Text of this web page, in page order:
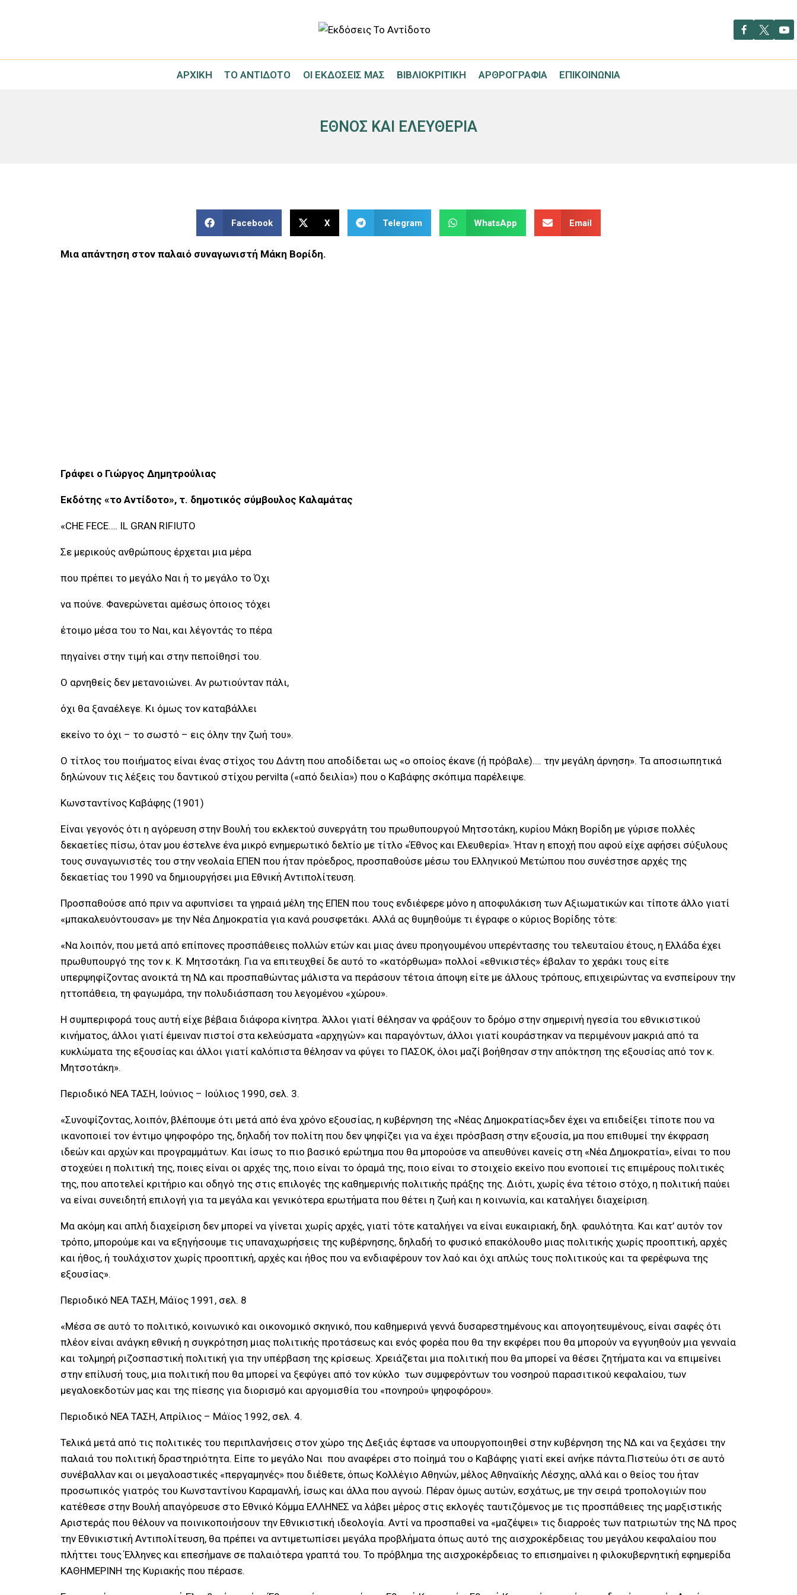
ΑΡΧΙΚΉ ΤΟ ΑΝΤΊΔΟΤΟ ΟΙ ΕΚΔΌΣΕΙΣ ΜΑΣ ΒΙΒΛΙΟΚΡΙΤΙΚΉ ΑΡΘΡΟΓΡΑΦΊΑ ΕΠΙΚΟΙΝΩΝΊΑ
ΕΘΝΟΣ ΚΑΙ ΕΛΕΥΘΕΡΙΑ
Facebook X Telegram WhatsApp Email
Μια απάντηση στον παλαιό συναγωνιστή Μάκη Βορίδη.
Γράφει ο Γιώργος Δημητρούλιας
Εκδότης «το Αντίδοτο», τ. δημοτικός σύμβουλος Καλαμάτας
«CHE FECE…. IL GRAN RIFIUTO
Σε μερικούς ανθρώπους έρχεται μια μέρα
που πρέπει το μεγάλο Ναι ή το μεγάλο το Όχι
να πούνε. Φανερώνεται αμέσως όποιος τόχει
έτοιμο μέσα του το Ναι, και λέγοντάς το πέρα
πηγαίνει στην τιμή και στην πεποίθησί του.
Ο αρνηθείς δεν μετανοιώνει. Αν ρωτιούνταν πάλι,
όχι θα ξαναέλεγε. Κι όμως τον καταβάλλει
εκείνο το όχι – το σωστό – εις όλην την ζωή του».
Ο τίτλος του ποιήματος είναι ένας στίχος του Δάντη που αποδίδεται ως «ο οποίος έκανε (ή πρόβαλε)…. την μεγάλη άρνηση». Τα αποσιωπητικά
δηλώνουν τις λέξεις του δαντικού στίχου pervilta («από δειλία») που ο Καβάφης σκόπιμα παρέλειψε.
Κωνσταντίνος Καβάφης (1901)
Είναι γεγονός ότι η αγόρευση στην Βουλή του εκλεκτού συνεργάτη του πρωθυπουργού Μητσοτάκη, κυρίου Μάκη Βορίδη με γύρισε πολλές
δεκαετίες πίσω, όταν μου έστελνε ένα μικρό ενημερωτικό δελτίο με τίτλο «Έθνος και Ελευθερία». Ήταν η εποχή που αφού είχε αφήσει σύξυλους
τους συναγωνιστές του στην νεολαία ΕΠΕΝ που ήταν πρόεδρος, προσπαθούσε μέσω του Ελληνικού Μετώπου που συνέστησε αρχές της
δεκαετίας του 1990 να δημιουργήσει μια Εθνική Αντιπολίτευση.
Προσπαθούσε από πριν να αφυπνίσει τα γηραιά μέλη της ΕΠΕΝ που τους ενδιέφερε μόνο η αποφυλάκιση των Αξιωματικών και τίποτε άλλο γιατί
«μπακαλευόντουσαν» με την Νέα Δημοκρατία για κανά ρουσφετάκι. Αλλά ας θυμηθούμε τι έγραφε ο κύριος Βορίδης τότε:
«Να λοιπόν, που μετά από επίπονες προσπάθειες πολλών ετών και μιας άνευ προηγουμένου υπερέντασης του τελευταίου έτους, η Ελλάδα έχει
πρωθυπουργό της τον κ. Κ. Μητσοτάκη. Για να επιτευχθεί δε αυτό το «κατόρθωμα» πολλοί «εθνικιστές» έβαλαν το χεράκι τους είτε
υπερψηφίζοντας ανοικτά τη ΝΔ και προσπαθώντας μάλιστα να περάσουν τέτοια άποψη είτε με άλλους τρόπους, επιχειρώντας να ενσπείρουν την
ηττοπάθεια, τη φαγωμάρα, την πολυδιάσπαση του λεγομένου «χώρου».
Η συμπεριφορά τους αυτή είχε βέβαια διάφορα κίνητρα. Άλλοι γιατί θέλησαν να φράξουν το δρόμο στην σημερινή ηγεσία του εθνικιστικού
κινήματος, άλλοι γιατί έμειναν πιστοί στα κελεύσματα «αρχηγών» και παραγόντων, άλλοι γιατί κουράστηκαν να περιμένουν μακριά από τα
κυκλώματα της εξουσίας και άλλοι γιατί καλόπιστα θέλησαν να φύγει το ΠΑΣΟΚ, όλοι μαζί βοήθησαν στην απόκτηση της εξουσίας από τον κ.
Μητσοτάκη».
Περιοδικό ΝΕΑ ΤΑΣΗ, Ιούνιος – Ιούλιος 1990, σελ. 3.
«Συνοψίζοντας, λοιπόν, βλέπουμε ότι μετά από ένα χρόνο εξουσίας, η κυβέρνηση της «Νέας Δημοκρατίας»δεν έχει να επιδείξει τίποτε που να
ικανοποιεί τον έντιμο ψηφοφόρο της, δηλαδή τον πολίτη που δεν ψηφίζει για να έχει πρόσβαση στην εξουσία, μα που επιθυμεί την έκφραση
ιδεών και αρχών και προγραμμάτων. Και ίσως το πιο βασικό ερώτημα που θα μπορούσε να απευθύνει κανείς στη «Νέα Δημοκρατία», είναι το που
στοχεύει η πολιτική της, ποιες είναι οι αρχές της, ποιο είναι το όραμά της, ποιο είναι το στοιχείο εκείνο που ενοποιεί τις επιμέρους πολιτικές
της, που αποτελεί κριτήριο και οδηγό της στις επιλογές της καθημερινής πολιτικής πράξης της. Διότι, χωρίς ένα τέτοιο στόχο, η πολιτική παύει
να είναι συνειδητή επιλογή για τα μεγάλα και γενικότερα ερωτήματα που θέτει η ζωή και η κοινωνία, και καταλήγει διαχείριση.
Μα ακόμη και απλή διαχείριση δεν μπορεί να γίνεται χωρίς αρχές, γιατί τότε καταλήγει να είναι ευκαιριακή, δηλ. φαυλότητα. Και κατ’ αυτόν τον
τρόπο, μπορούμε και να εξηγήσουμε τις υπαναχωρήσεις της κυβέρνησης, δηλαδή το φυσικό επακόλουθο μιας πολιτικής χωρίς προοπτική, αρχές
και ήθος, ή τουλάχιστον χωρίς προοπτική, αρχές και ήθος που να ενδιαφέρουν τον λαό και όχι απλώς τους πολιτικούς και τα φερέφωνα της
εξουσίας».
Περιοδικό ΝΕΑ ΤΑΣΗ, Μάϊος 1991, σελ. 8
«Μέσα σε αυτό το πολιτικό, κοινωνικό και οικονομικό σκηνικό, που καθημερινά γεννά δυσαρεστημένους και απογοητευμένους, είναι σαφές ότι
πλέον είναι ανάγκη εθνική η συγκρότηση μιας πολιτικής προτάσεως και ενός φορέα που θα την εκφέρει που θα μπορούν να εγγυηθούν μια γενναία
και τολμηρή ριζοσπαστική πολιτική για την υπέρβαση της κρίσεως. Χρειάζεται μια πολιτική που θα μπορεί να θέσει ζητήματα και να επιμείνει
στην επίλυσή τους, μια πολιτική που θα μπορεί να ξεφύγει από τον κύκλο των συμφερόντων του νοσηρού παρασιτικού κεφαλαίου, των
μεγαλοεκδοτών μας και της πίεσης για διορισμό και αργομισθία του «πονηρού» ψηφοφόρου».
Περιοδικό ΝΕΑ ΤΑΣΗ, Απρίλιος – Μάϊος 1992, σελ. 4.
Τελικά μετά από τις πολιτικές του περιπλανήσεις στον χώρο της Δεξιάς έφτασε να υπουργοποιηθεί στην κυβέρνηση της ΝΔ και να ξεχάσει την
παλαιά του πολιτική δραστηριότητα. Είπε το μεγάλο Ναι που αναφέρει στο ποίημά του ο Καβάφης γιατί εκεί ανήκε πάντα.Πιστεύω ότι σε αυτό
συνέβαλλαν και οι μεγαλοαστικές «περγαμηνές» που διέθετε, όπως Κολλέγιο Αθηνών, μέλος Αθηναϊκής Λέσχης, αλλά και ο θείος του ήταν
προσωπικός γιατρός του Κωνσταντίνου Καραμανλή, ίσως και άλλα που αγνοώ. Πέραν όμως αυτών, εσχάτως, με την σειρά τροπολογιών που
κατέθεσε στην Βουλή απαγόρευσε στο Εθνικό Κόμμα ΕΛΛΗΝΕΣ να λάβει μέρος στις εκλογές ταυτιζόμενος με τις προσπάθειες της μαρξιστικής
Αριστεράς που θέλουν να ποινικοποιήσουν την Εθνικιστική ιδεολογία. Αντί να προσπαθεί να «μαζέψει» τις διαρροές των πατριωτών της ΝΔ προς
την Εθνικιστική Αντιπολίτευση, θα πρέπει να αντιμετωπίσει μεγάλα προβλήματα όπως αυτό της αισχροκέρδειας του μεγάλου κεφαλαίου που
πλήττει τους Έλληνες και επεσήμανε σε παλαιότερα γραπτά του. Το πρόβλημα της αισχροκέρδειας το επισημαίνει η φιλοκυβερνητική εφημερίδα
ΚΑΘΗΜΕΡΙΝΗ της Κυριακής που πέρασε.